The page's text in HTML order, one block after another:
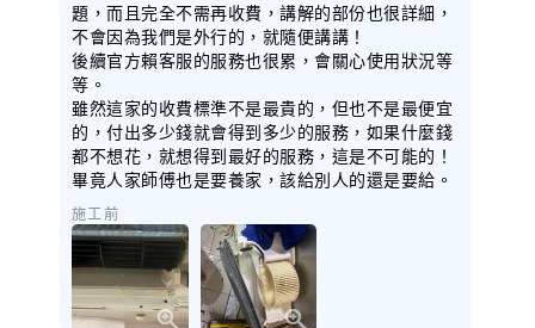
題，而且完全不需再收費，講解的部份也很詳細，
不會因為我們是外行的，就隨便講講！
後續官方賴客服的服務也很累，會關心使用狀況等
等。
雖然這家的收費標準不是最貴的，但也不是最便宜
的，付出多少錢就會得到多少的服務，如果什麼錢
都不想花，就想得到最好的服務，這是不可能的！
畢竟人家師傅也是要養家，該給別人的還是要給。
施工前